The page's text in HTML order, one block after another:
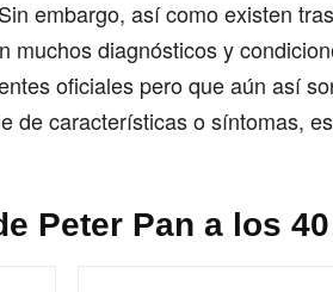
embargo, así como existen
muchos diagnósticos y
oficiales pero que aún así
de características o síntomas,
Peter Pan a los 40